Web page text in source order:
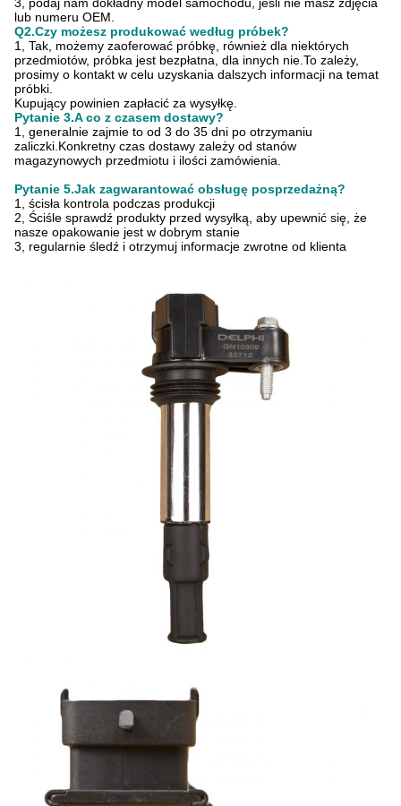
lub numeru OEM.
Q2.Czy możesz produkować według próbek?
1, Tak, możemy zaoferować próbkę, również dla niektórych
przedmiotów, próbka jest bezpłatna, dla innych nie.To zależy,
prosimy o kontakt w celu uzyskania dalszych informacji na temat
próbki.
Kupujący powinien zapłacić za wysyłkę.
Pytanie 3.A co z czasem dostawy?
1, generalnie zajmie to od 3 do 35 dni po otrzymaniu
zaliczki.Konkretny czas dostawy zależy od stanów
magazynowych przedmiotu i ilości zamówienia.
Pytanie 5.Jak zagwarantować obsługę posprzedażną?
1, ścisła kontrola podczas produkcji
2, Ściśle sprawdź produkty przed wysyłką, aby upewnić się, że
nasze opakowanie jest w dobrym stanie
3, regularnie śledź i otrzymuj informacje zwrotne od klienta